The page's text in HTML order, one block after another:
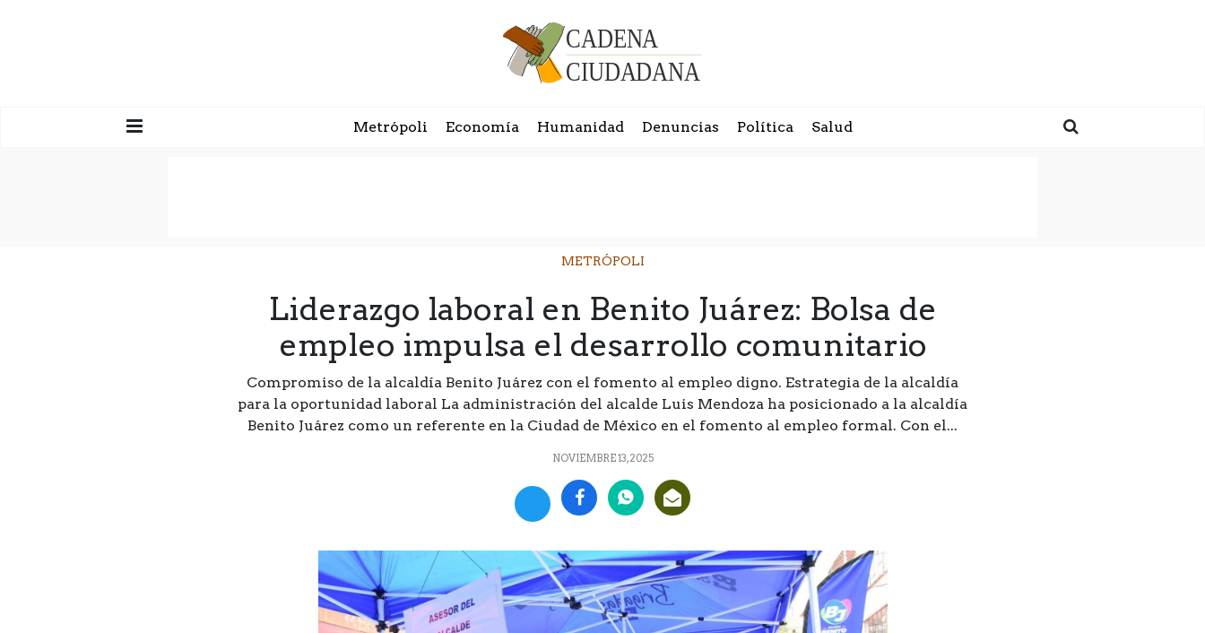
Metrópoli Economía Humanidad Denuncias Política Salud
METRÓPOLI
Liderazgo laboral en Benito Juárez: Bolsa de
empleo impulsa el desarrollo comunitario
Compromiso de la alcaldía Benito Juárez con el fomento al empleo digno. Estrategia de la alcaldía
para la oportunidad laboral La administración del alcalde Luis Mendoza ha posicionado a la alcaldía
Benito Juárez como un referente en la Ciudad de México en el fomento al empleo formal. Con el...
NOVIEMBRE 13, 2025